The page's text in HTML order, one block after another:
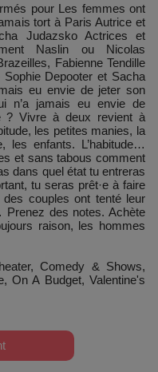
pour Les femmes ont
tort à Paris Autrice et
Judazsko Actrices et
Naslin ou Nicolas
Fabienne Tendille
Depooter et Sacha
eu envie de jeter son
n’a jamais eu envie de
? Vivre à deux revient à
les petites manies, la
les enfants. L’habitude…
et sans tabous comment
dans quel état tu entreras
tu seras prêt·e à faire
couples ont tenté leur
des notes. Achète
raison, les hommes
Comedy & Shows,
On A Budget, Valentine's